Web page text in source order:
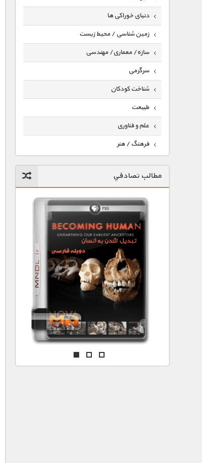
دنیای خوراکی ها
زمین شناسی / محیط زیست
سازه/ معماری/ مهندسی
سرگرمی
شناخت کودکان
طبیعت
علم و فناوری
فرهنگ / هنر
گردشگری
ماورایی
مسابقات / ورزشی
مستند های اختصاصی
مطالب تصادفي